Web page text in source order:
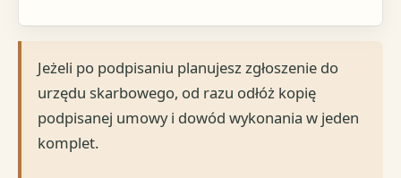
Jeżeli po podpisaniu planujesz zgłoszenie do
urzędu skarbowego, od razu odłóż kopię
podpisanej umowy i dowód wykonania w jeden
komplet.